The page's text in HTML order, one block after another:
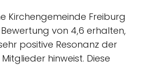
Kirchengemeinde Freiburg
von 4,6 erhalten,
positive Resonanz der
hinweist. Diese